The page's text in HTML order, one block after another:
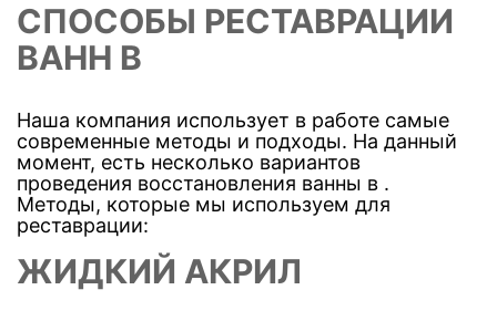
СПОСОБЫ РЕСТАВРАЦИИ
ВАНН В
Наша компания использует в работе самые
современные методы и подходы. На данный
момент, есть несколько вариантов
проведения восстановления ванны в .
Методы, которые мы используем для
реставрации:
ЖИДКИЙ АКРИЛ